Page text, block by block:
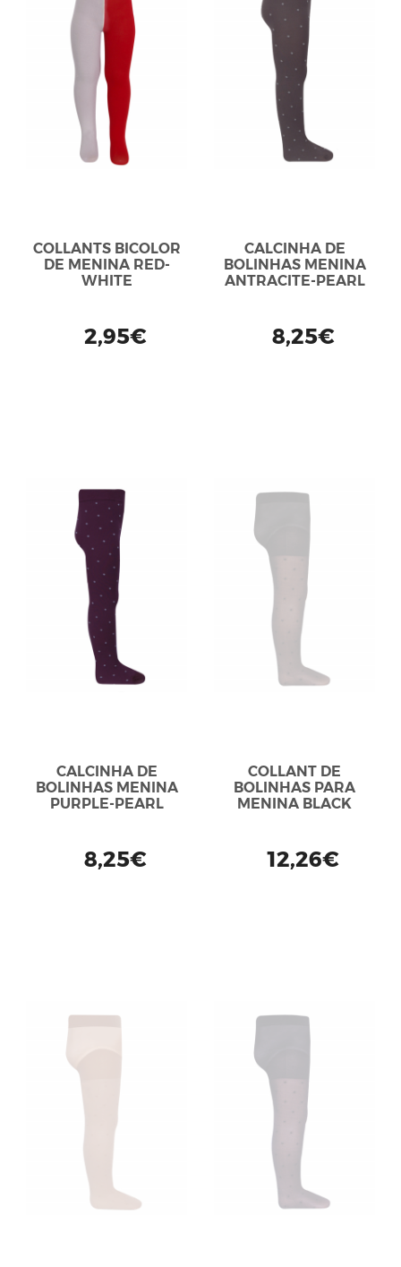
COLLANTS BICOLOR
DE MENINA RED-
WHITE
2,95€
CALCINHA DE
BOLINHAS MENINA
ANTRACITE-PEARL
8,25€
CALCINHA DE
BOLINHAS MENINA
PURPLE-PEARL
8,25€
COLLANT DE
BOLINHAS PARA
MENINA BLACK
12,26€